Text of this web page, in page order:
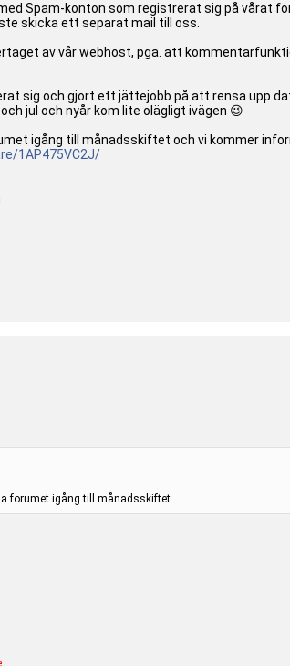
Spam-konton som registrerat sig på vårat
skicka ett separat mail till oss.
av vår webhost, pga. att
sig och gjort ett jättejobb på att rensa upp
jul och nyår kom lite olägligt ivägen 😉
igång till månadsskiftet och vi kommer
1AP475VC2J/
forumet igång till månadsskiftet...